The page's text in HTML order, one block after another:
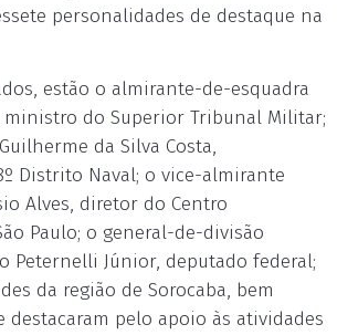
personalidades de destaque na
estão o almirante-de-esquadra
ministro do Superior Tribunal Militar;
da Silva Costa,
Distrito Naval; o vice-almirante
Alves, diretor do Centro
Paulo; o general-de-divisão
Peternelli Júnior, deputado federal;
da região de Sorocaba, bem
destacaram pelo apoio às atividades